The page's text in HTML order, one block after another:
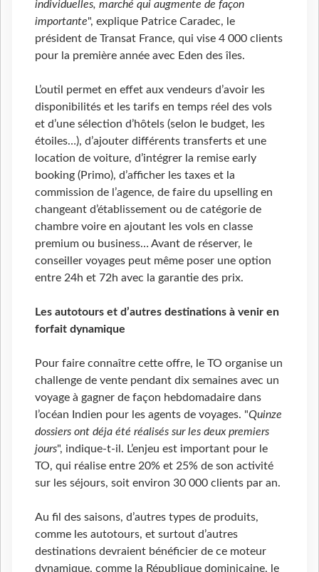
individuelles, marché qui augmente de façon
importante", explique Patrice Caradec, le
président de Transat France, qui vise 4 000 clients
pour la première année avec Eden des îles.
L’outil permet en effet aux vendeurs d’avoir les
disponibilités et les tarifs en temps réel des vols
et d’une sélection d’hôtels (selon le budget, les
étoiles…), d’ajouter différents transferts et une
location de voiture, d’intégrer la remise early
booking (Primo), d’afficher les taxes et la
commission de l’agence, de faire du upselling en
changeant d’établissement ou de catégorie de
chambre voire en ajoutant les vols en classe
premium ou business… Avant de réserver, le
conseiller voyages peut même poser une option
entre 24h et 72h avec la garantie des prix.
Les autotours et d’autres destinations à venir en
forfait dynamique
Pour faire connaître cette offre, le TO organise un
challenge de vente pendant dix semaines avec un
voyage à gagner de façon hebdomadaire dans
l’océan Indien pour les agents de voyages. "Quinze
dossiers ont déja été réalisés sur les deux premiers
jours", indique-t-il. L’enjeu est important pour le
TO, qui réalise entre 20% et 25% de son activité
sur les séjours, soit environ 30 000 clients par an.
Au fil des saisons, d’autres types de produits,
comme les autotours, et surtout d’autres
destinations devraient bénéficier de ce moteur
dynamique, comme la République dominicaine, le